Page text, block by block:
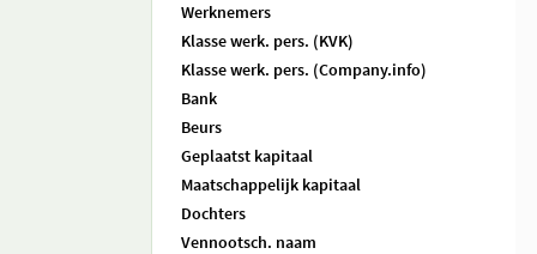
Werknemers
Klasse werk. pers. (KVK)
Klasse werk. pers. (Company.info)
Bank
Beurs
Geplaatst kapitaal
Maatschappelijk kapitaal
Dochters
Vennootsch. naam